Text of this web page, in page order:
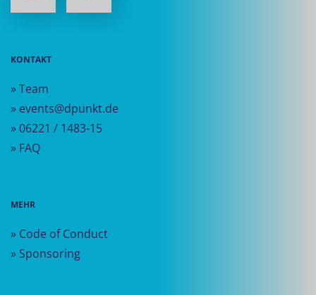
KONTAKT
» Team
» events@dpunkt.de
» 06221 / 1483-15
» FAQ
MEHR
» Code of Conduct
» Sponsoring